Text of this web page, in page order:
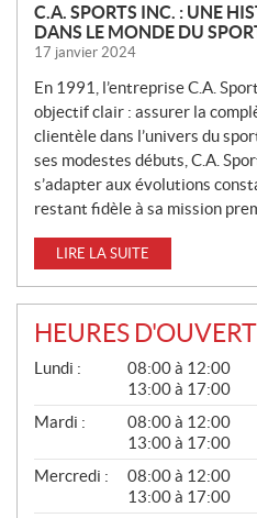
C.A. SPORTS INC. : UNE
DANS LE MONDE DU
17 janvier 2024
En 1991, l’entreprise C.A.
objectif clair : assurer la
clientèle dans l’univers du
ses modestes débuts, C.A.
s’adapter aux évolutions
restant fidèle à sa mission
LIRE LA SUITE
HEURES
G
N
É
L
Lundi :
08:00 à 12:00
13:00 à 17:00
Mardi :
08:00 à 12:00
13:00 à 17:00
Mercredi :
08:00 à 12:00
13:00 à 17:00